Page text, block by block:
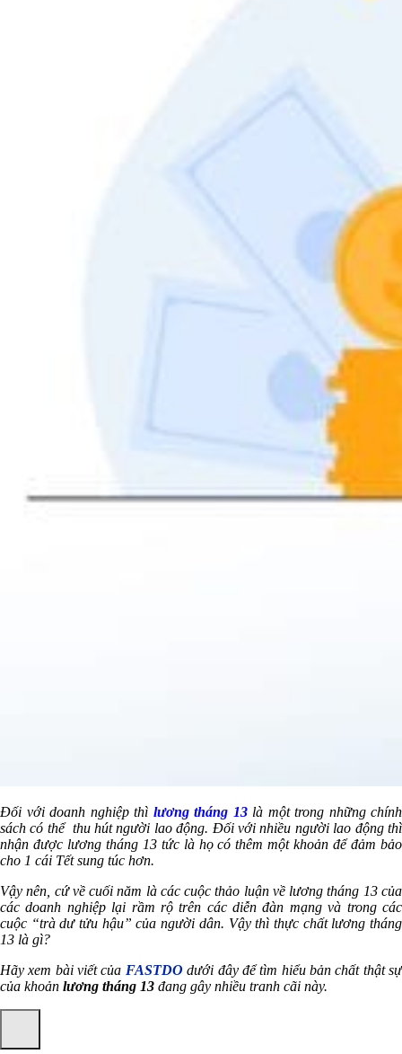
Đối với doanh nghiệp thì lương tháng 13là một trong những chính
sách có thể thu hút người lao động. Đối với nhiều người lao động thì
nhận được lương tháng 13tức là họ có thêm một khoản để đảm bảo
cho 1 cái Tết sung túc hơn.
Vậy nên, cứ về cuối năm là các cuộc thảo luận về lương tháng 13của
các doanh nghiệp lại rầm rộ trên các diễn đàn mạng và trong các
cuộc “trà dư tửu hậu” của người dân. Vậy thì thực chất lương tháng
13 là gì?
Hãy xem bài viết của FASTDO dưới đây để tìm hiểu bản chất thật sự
của khoản lương tháng 13 đang gây nhiều tranh cãi này.